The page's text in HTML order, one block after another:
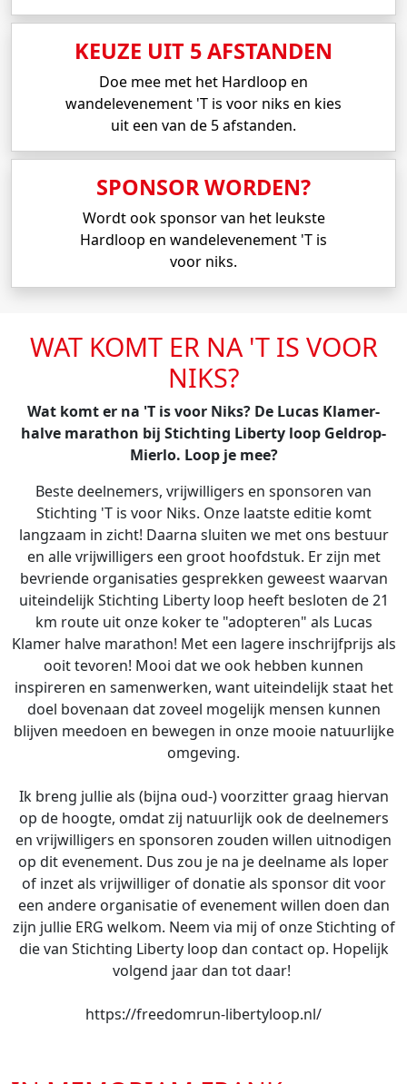
KEUZE UIT 5 AFSTANDEN
Doe mee met het Hardloop en
wandelevenement 'T is voor niks en kies
uit een van de 5 afstanden.
SPONSOR WORDEN?
Wordt ook sponsor van het leukste
Hardloop en wandelevenement 'T is
voor niks.
WAT KOMT ER NA 'T IS VOOR
NIKS?
Wat komt er na 'T is voor Niks? De Lucas Klamer-
halve marathon bij Stichting Liberty loop Geldrop-
Mierlo. Loop je mee?
Beste deelnemers, vrijwilligers en sponsoren van
Stichting 'T is voor Niks. Onze laatste editie komt
langzaam in zicht! Daarna sluiten we met ons bestuur
en alle vrijwilligers een groot hoofdstuk. Er zijn met
bevriende organisaties gesprekken geweest waarvan
uiteindelijk Stichting Liberty loop heeft besloten de 21
km route uit onze koker te "adopteren" als Lucas
Klamer halve marathon! Met een lagere inschrijfprijs als
ooit tevoren! Mooi dat we ook hebben kunnen
inspireren en samenwerken, want uiteindelijk staat het
doel bovenaan dat zoveel mogelijk mensen kunnen
blijven meedoen en bewegen in onze mooie natuurlijke
omgeving.
Ik breng jullie als (bijna oud-) voorzitter graag hiervan
op de hoogte, omdat zij natuurlijk ook de deelnemers
en vrijwilligers en sponsoren zouden willen uitnodigen
op dit evenement. Dus zou je na je deelname als loper
of inzet als vrijwilliger of donatie als sponsor dit voor
een andere organisatie of evenement willen doen dan
zijn jullie ERG welkom. Neem via mij of onze Stichting of
die van Stichting Liberty loop dan contact op. Hopelijk
volgend jaar dan tot daar!
https://freedomrun-libertyloop.nl/